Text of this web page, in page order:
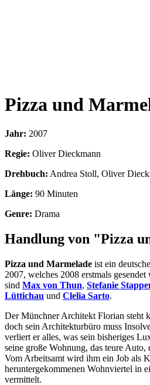
Pizza und
Jahr: 2007
Regie: Oliver Dieckmann
Drehbuch: Andrea Stoll, Oliver
Länge: 90 Minuten
Genre: Drama
Handlung von "Pizza
Pizza und Marmelade ist ein
2007, welches 2008 erstmals
sind Max von Thun, Stefanie
Lüttichau und Clelia Sarto.
Der Münchner Architekt Florian steht
doch sein Architekturbüro muss
verliert er alles, was sein bisheriges
seine große Wohnung, das teure
Vom Arbeitsamt wird ihm ein Job als
heruntergekommenen Wohnviertel in
vermittelt.